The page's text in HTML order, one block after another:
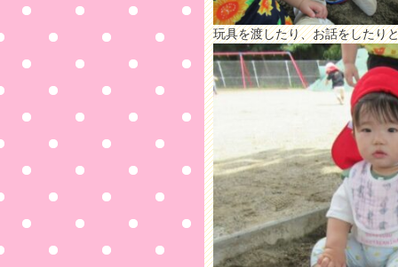
玩具を渡したり、お話をしたり